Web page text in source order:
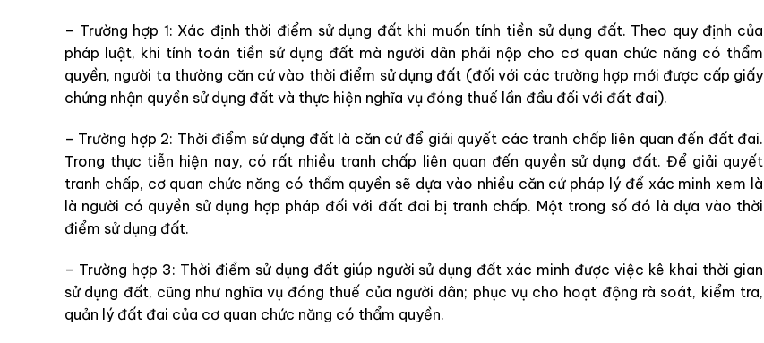
– Trường hợp 1: Xác định thời điểm sử dụng đất khi muốn tính tiền sử dụng đất. Theo quy định của
pháp luật, khi tính toán tiền sử dụng đất mà người dân phải nộp cho cơ quan chức năng có thẩm
quyền, người ta thường căn cứ vào thời điểm sử dụng đất (đối với các trường hợp mới được cấp giấy
chứng nhận quyền sử dụng đất và thực hiện nghĩa vụ đóng thuế lần đầu đối với đất đai).
– Trường hợp 2: Thời điểm sử dụng đất là căn cứ để giải quyết các tranh chấp liên quan đến đất đai.
Trong thực tiễn hiện nay, có rất nhiều tranh chấp liên quan đến quyền sử dụng đất. Để giải quyết
tranh chấp, cơ quan chức năng có thẩm quyền sẽ dựa vào nhiều căn cứ pháp lý để xác minh xem là
là người có quyền sử dụng hợp pháp đối với đất đai bị tranh chấp. Một trong số đó là dựa vào thời
điểm sử dụng đất.
– Trường hợp 3: Thời điểm sử dụng đất giúp người sử dụng đất xác minh được việc kê khai thời gian
sử dụng đất, cũng như nghĩa vụ đóng thuế của người dân; phục vụ cho hoạt động rà soát, kiểm tra,
quản lý đất đai của cơ quan chức năng có thẩm quyền.